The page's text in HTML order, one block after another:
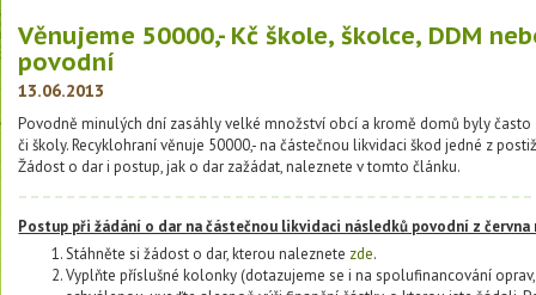
Věnujeme 50000,- Kč škole, školce, DDM
povodní
13.06.2013
Povodně minulých dní zasáhly velké množství obcí a kromě domů byly
či školy. Recyklohraní věnuje 50000,- na částečnou likvidaci škod jedné z
Žádost o dar i postup, jak o dar zažádat, naleznete v tomto článku.
Postup při žádání o dar na částečnou likvidaci následků povodní z června
Stáhněte si žádost o dar, kterou naleznete zde.
Vyplňte příslušné kolonky (dotazujeme se i na spolufinancování